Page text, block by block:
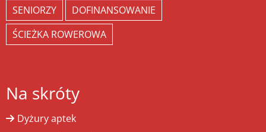
SENIORZY
DOFINANSOWANIE
ŚCIEŻKA ROWEROWA
Na skróty
Dyżury aptek